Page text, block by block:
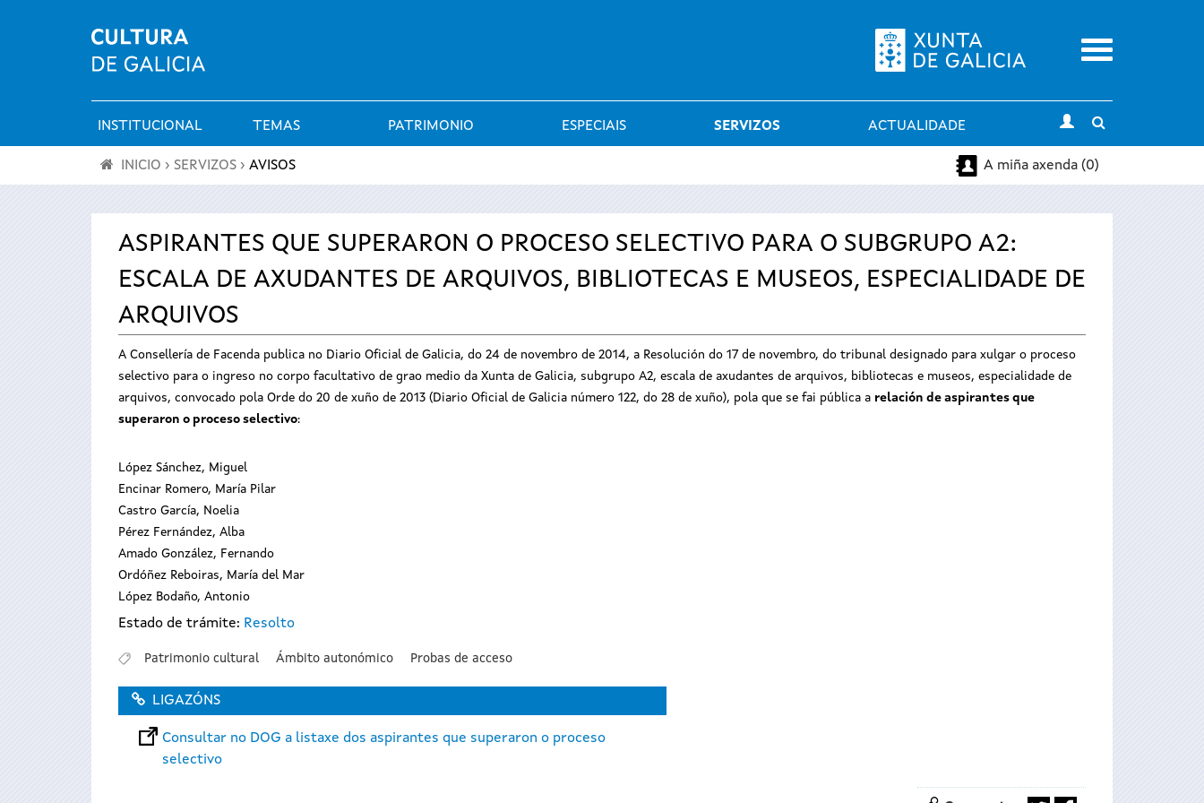
Menu
Menú
principal
INSTITUCIONAL TEMAS PATRIMONIO ESPECIAIS SERVIZOS ACTUALIDADE
search
está
aquí
INICIO › SERVIZOS › AVISOS A miña axenda (0)
ASPIRANTES QUE SUPERARON O PROCESO SELECTIVO PARA O SUBGRUPO A2:
ESCALA DE AXUDANTES DE ARQUIVOS, BIBLIOTECAS E MUSEOS, ESPECIALIDADE DE
ARQUIVOS
A Consellería de Facenda publica no Diario Oficial de Galicia, do 24 de novembro de 2014, a Resolución do 17 de novembro, do tribunal designado para xulgar o proceso
selectivo para o ingreso no corpo facultativo de grao medio da Xunta de Galicia, subgrupo A2, escala de axudantes de arquivos, bibliotecas e museos, especialidade de
arquivos, convocado pola Orde do 20 de xuño de 2013 (Diario Oficial de Galicia número 122, do 28 de xuño), pola que se fai pública a relación de aspirantes que
superaron o proceso selectivo:
López Sánchez, Miguel
Encinar Romero, María Pilar
Castro García, Noelia
Pérez Fernández, Alba
Amado González, Fernando
Ordóñez Reboiras, María del Mar
López Bodaño, Antonio
Estado de trámite: Resolto
Patrimonio cultural Ámbito autonómico Probas de acceso
LIGAZÓNS
Consultar no DOG a listaxe dos aspirantes que superaron o proceso
selectivo